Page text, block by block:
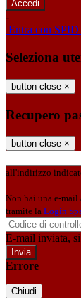
-
Entra con SPID
Seleziona
button close ×
Recupero
button close ×
all'indirizzo
Non hai una e-mail
tramite la Login
E-mail inviata,
Errore
Chiudi